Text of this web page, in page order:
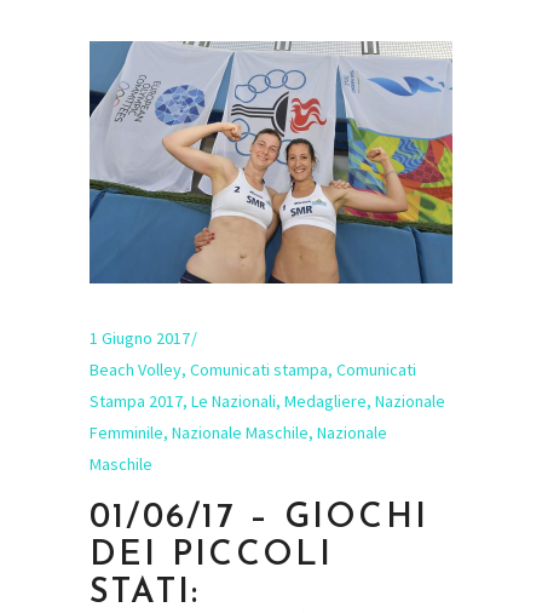
1 Giugno 2017
Beach Volley, Comunicati stampa, Comunicati
Stampa 2017, Le Nazionali, Medagliere, Nazionale
Femminile, Nazionale Maschile, Nazionale
Maschile
01/06/17 – GIOCHI
DEI PICCOLI
STATI: